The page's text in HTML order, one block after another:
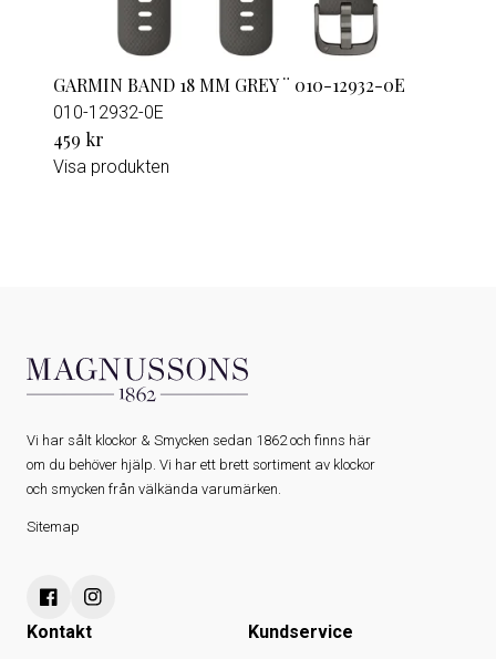
GARMIN BAND 18 MM GREY ¨ 010-12932-0E
010-12932-0E
459 kr
Visa produkten
Vi har sålt klockor & Smycken sedan 1862 och finns här
om du behöver hjälp. Vi har ett brett sortiment av klockor
och smycken från välkända varumärken.
Sitemap
Kontakt Kundservice